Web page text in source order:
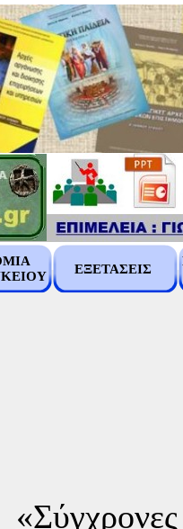
ΕΞΕΤΑΣΕΙΣ
«Σύγχρονες